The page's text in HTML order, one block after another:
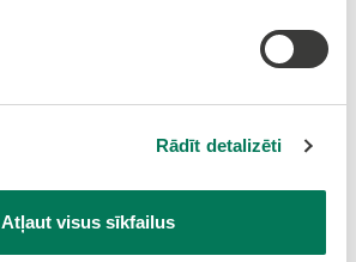
Rādīt detalizēti
Atļaut visus sīkfailus